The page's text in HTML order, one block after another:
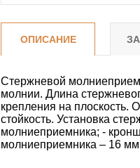
ОПИСАНИЕ
Стержневой
молнии. Длина
крепления на плоскость.
стойкость. Установка
молниеприемника; -
молниеприемника – 16